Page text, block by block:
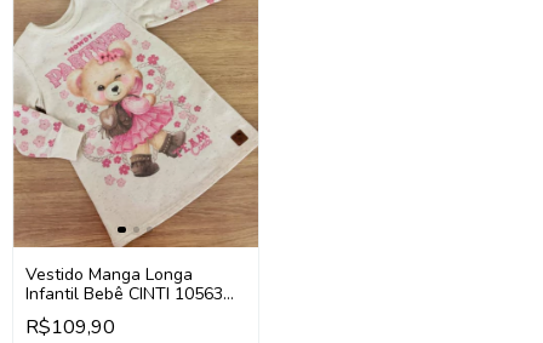
Vestido Manga Longa
Infantil Bebê CINTI 10563
(Bege Areia)
R$109,90